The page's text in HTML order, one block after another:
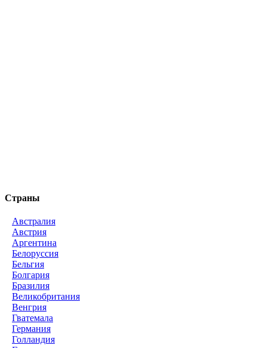
Страны
Австралия
Австрия
Аргентина
Белоруссия
Бельгия
Болгария
Бразилия
Великобритания
Венгрия
Гватемала
Германия
Голландия